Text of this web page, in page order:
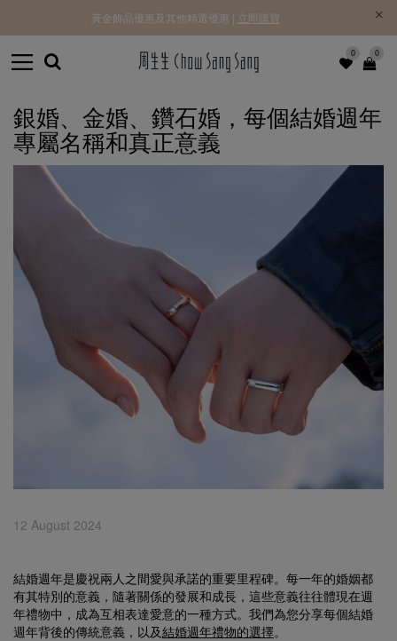
0 0
黃金飾品優惠及其他精選優惠 | 立即購買
銀婚、金婚、鑽石婚，每個結婚週年
專屬名稱和真正意義
12 August 2024
結婚週年是慶祝兩人之間愛與承諾的重要里程碑。每一年的婚姻都
有其特別的意義，隨著關係的發展和成長，這些意義往往體現在週
年禮物中，成為互相表達愛意的一種方式。我們為您分享每個結婚
週年背後的傳統意義，以及結婚週年禮物的選擇。